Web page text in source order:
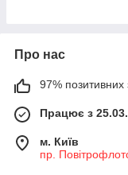
Про нас
97% позитивних
Працює з
м. Київ
пр.